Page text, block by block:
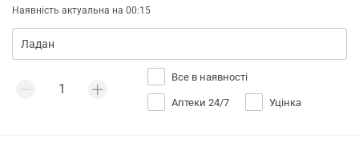
Наявність актуальна на 00:15
Все в наявності
Аптеки 24/7 Уцінка